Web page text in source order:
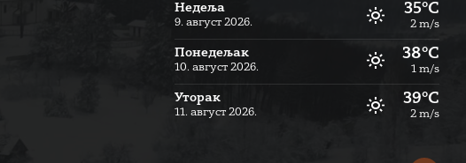
Недеља
9. август 2026.
35°C
2 m/s
Понедељак
10. август 2026.
38°C
1 m/s
Уторак
11. август 2026.
39°C
2 m/s